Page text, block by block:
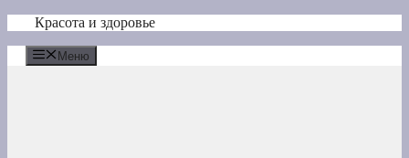
Перейти
содержимому
Красота и здоровье
Меню